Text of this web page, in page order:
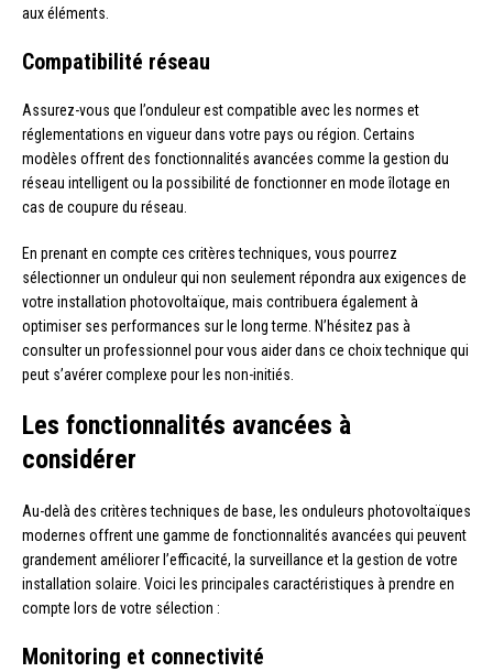
aux éléments.
Compatibilité réseau
Assurez-vous que l’onduleur est compatible avec les normes et
réglementations en vigueur dans votre pays ou région. Certains
modèles offrent des fonctionnalités avancées comme la gestion du
réseau intelligent ou la possibilité de fonctionner en mode îlotage en
cas de coupure du réseau.
En prenant en compte ces critères techniques, vous pourrez
sélectionner un onduleur qui non seulement répondra aux exigences de
votre installation photovoltaïque, mais contribuera également à
optimiser ses performances sur le long terme. N’hésitez pas à
consulter un professionnel pour vous aider dans ce choix technique qui
peut s’avérer complexe pour les non-initiés.
Les fonctionnalités avancées à
considérer
Au-delà des critères techniques de base, les onduleurs photovoltaïques
modernes offrent une gamme de fonctionnalités avancées qui peuvent
grandement améliorer l’efficacité, la surveillance et la gestion de votre
installation solaire. Voici les principales caractéristiques à prendre en
compte lors de votre sélection :
Monitoring et connectivité